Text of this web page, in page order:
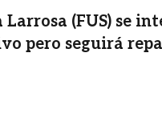
Larrosa (FUS) se
pero seguirá